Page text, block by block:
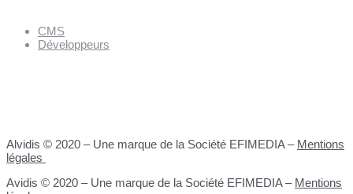
CMS
Développeurs
Alvidis © 2020 – Une marque de la Société EFIMEDIA – Mentions
légales
Avidis © 2020 – Une marque de la Société EFIMEDIA – Mentions